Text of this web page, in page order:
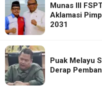
Munas III
Aklamasi
2031
Puak Melayu
Derap